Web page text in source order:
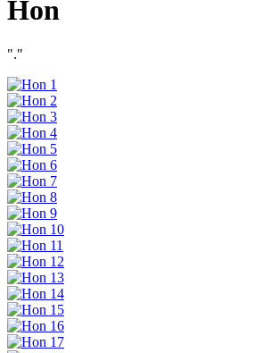
Hon
"."